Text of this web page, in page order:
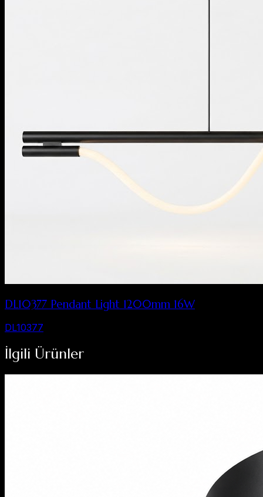
DL10377 Pendant Light 1200mm 16W
DL10377
İlgili Ürünler